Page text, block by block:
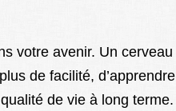
votre avenir. Un cerveau
de facilité, d’apprendre
de vie à long terme.